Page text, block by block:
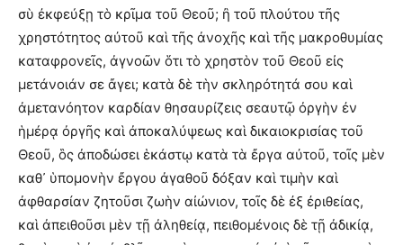
σὺ ἐκφεύξῃ τὸ κρῖμα τοῦ Θεοῦ; ἢ τοῦ πλούτου τῆς
χρηστότητος αὐτοῦ καὶ τῆς ἀνοχῆς καὶ τῆς μακροθυμίας
καταφρονεῖς, ἀγνοῶν ὅτι τὸ χρηστὸν τοῦ Θεοῦ εἰς
μετάνοιάν σε ἄγει; κατὰ δὲ τὴν σκληρότητά σου καὶ
ἀμετανόητον καρδίαν θησαυρίζεις σεαυτῷ ὀργὴν ἐν
ἡμέρᾳ ὀργῆς καὶ ἀποκαλύψεως καὶ δικαιοκρισίας τοῦ
Θεοῦ, ὃς ἀποδώσει ἑκάστῳ κατὰ τὰ ἔργα αὐτοῦ, τοῖς μὲν
καθ᾿ ὑπομονὴν ἔργου ἀγαθοῦ δόξαν καὶ τιμὴν καὶ
ἀφθαρσίαν ζητοῦσι ζωὴν αἰώνιον, τοῖς δὲ ἐξ ἐριθείας,
καὶ ἀπειθοῦσι μὲν τῇ ἀληθείᾳ, πειθομένοις δὲ τῇ ἀδικίᾳ,